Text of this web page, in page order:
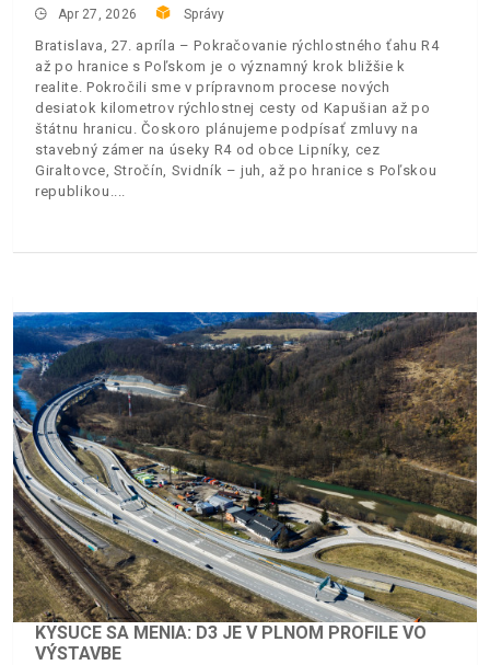
Apr 27, 2026 Správy
Bratislava, 27. apríla – Pokračovanie rýchlostného ťahu R4
až po hranice s Poľskom je o významný krok bližšie k
realite. Pokročili sme v prípravnom procese nových
desiatok kilometrov rýchlostnej cesty od Kapušian až po
štátnu hranicu. Čoskoro plánujeme podpísať zmluvy na
stavebný zámer na úseky R4 od obce Lipníky, cez
Giraltovce, Stročín, Svidník – juh, až po hranice s Poľskou
republikou.
KYSUCE SA MENIA: D3 JE V PLNOM PROFILE VO
VÝSTAVBE